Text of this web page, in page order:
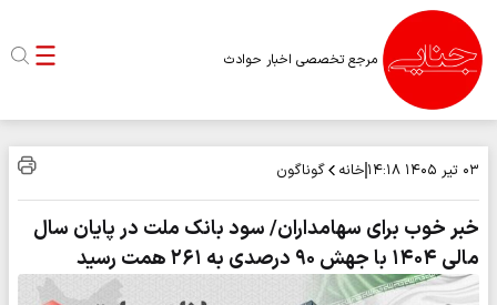
مرجع تخصصی اخبار حوادث
۰۳ تیر ۱۴۰۵ ۱۴:۱۸ خانه گوناگون
خبر خوب برای سهامداران/ سود بانک ملت در پایان سال
مالی ۱۴۰۴ با جهش ۹۰ درصدی به ۲۶۱ همت رسید